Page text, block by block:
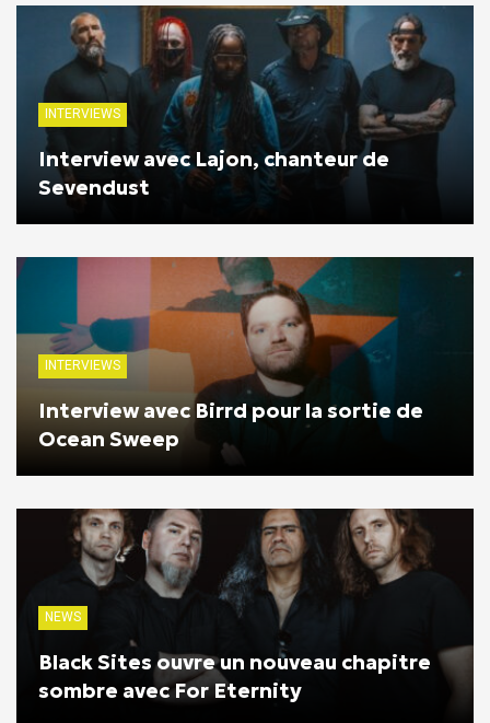
INTERVIEWS
Interview avec Lajon, chanteur de
Sevendust
INTERVIEWS
Interview avec Birrd pour la sortie de
Ocean Sweep
NEWS
Black Sites ouvre un nouveau chapitre
sombre avec For Eternity